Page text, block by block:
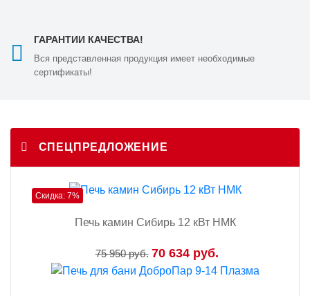
ГАРАНТИИ КАЧЕСТВА!
Вся представленная продукция имеет необходимые
сертификаты!
СПЕЦПРЕДЛОЖЕНИЕ
Скидка: 7%
Печь камин Сибирь 12 кВт НМК
75 950 руб. 70 634 руб.